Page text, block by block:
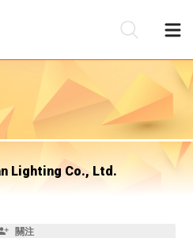
Lighting Co., Ltd.
關注